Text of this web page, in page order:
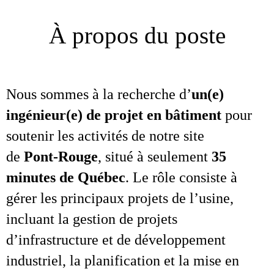
À propos du poste
Nous sommes à la recherche d’un(e)
ingénieur(e) de projet en bâtiment pour
soutenir les activités de notre site
de Pont‑Rouge, situé à seulement 35
minutes de Québec. Le rôle consiste à
gérer les principaux projets de l’usine,
incluant la gestion de projets
d’infrastructure et de développement
industriel, la planification et la mise en